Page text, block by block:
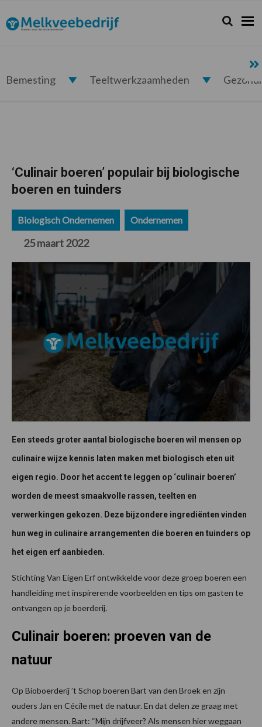
de
hoofdnavigatie
de
hoofd
de
eerste
de
voettekst
Melkveebedrijf.nl Zoeken...
Zoek
Bemesting Teeltwerkzaamheden
‘Culinair boeren’ populair bij biologische
boeren en tuinders
Biologisch Ondernemen Ondernemen
25 maart 2022
Een steeds groter aantal biologische boeren wil mensen op
culinaire wijze kennis laten maken met biologisch eten uit
eigen regio. Door het accent te leggen op ‘culinair boeren’
worden de meest smaakvolle rassen, teelten en
verwerkingen gekozen. Deze bijzondere ingrediënten vinden
hun weg in culinaire arrangementen die boeren en tuinders op
het eigen erf aanbieden.
Stichting Van Eigen Erf ontwikkelde voor deze groep boeren een
handleiding met inspirerende voorbeelden en tips om gasten te
ontvangen op je boerderij.
Culinair boeren: proeven van de
natuur
Op Bioboerderij ’t Schop boeren Bart van den Broek en zijn
ouders Jan en Cécile met de natuur. En dat delen ze graag met
andere mensen. Bart: “Mijn drijfveer? Als mensen hier weggaan